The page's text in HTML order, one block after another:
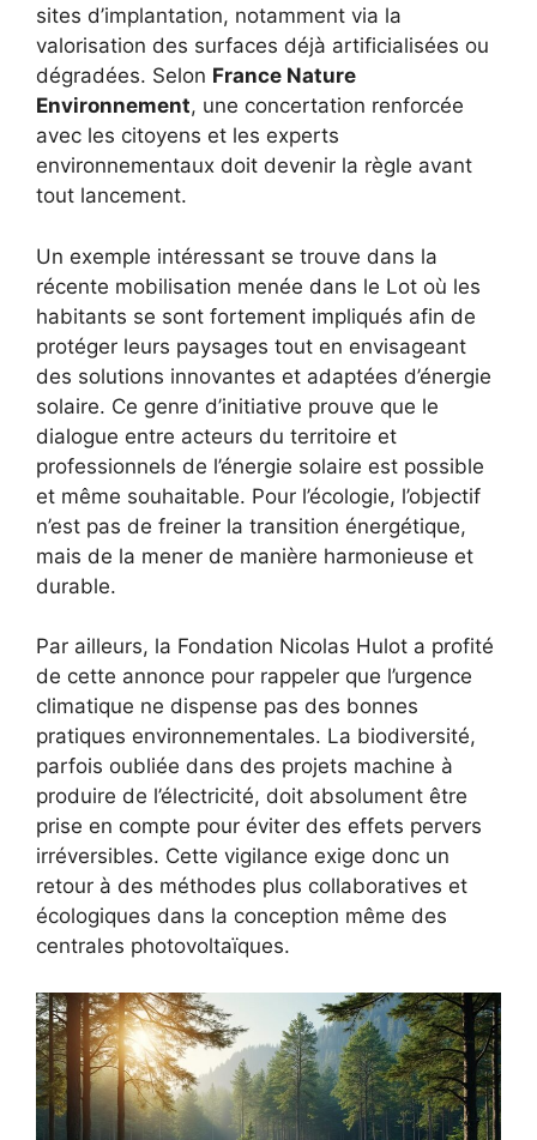
sites d’implantation, notamment via la
valorisation des surfaces déjà artificialisées ou
dégradées. Selon France Nature
Environnement, une concertation renforcée
avec les citoyens et les experts
environnementaux doit devenir la règle avant
tout lancement.
Un exemple intéressant se trouve dans la
récente mobilisation menée dans le Lot où les
habitants se sont fortement impliqués afin de
protéger leurs paysages tout en envisageant
des solutions innovantes et adaptées d’énergie
solaire. Ce genre d’initiative prouve que le
dialogue entre acteurs du territoire et
professionnels de l’énergie solaire est possible
et même souhaitable. Pour l’écologie, l’objectif
n’est pas de freiner la transition énergétique,
mais de la mener de manière harmonieuse et
durable.
Par ailleurs, la Fondation Nicolas Hulot a profité
de cette annonce pour rappeler que l’urgence
climatique ne dispense pas des bonnes
pratiques environnementales. La biodiversité,
parfois oubliée dans des projets machine à
produire de l’électricité, doit absolument être
prise en compte pour éviter des effets pervers
irréversibles. Cette vigilance exige donc un
retour à des méthodes plus collaboratives et
écologiques dans la conception même des
centrales photovoltaïques.